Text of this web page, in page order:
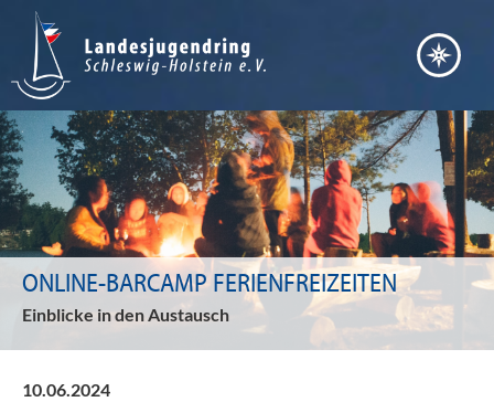
ONLINE-BARCAMP FERIENFREIZEITEN
Einblicke in den Austausch
10.06.2024